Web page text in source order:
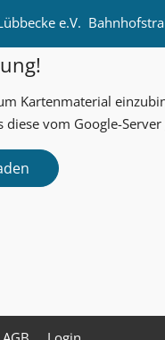
e.V.
Kartenmaterial
diese vom Google-